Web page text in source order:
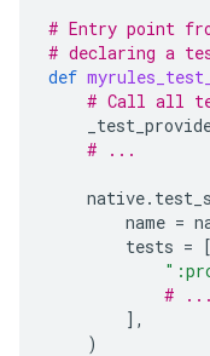
# Entry point
# declaring a
def
# Call all
# ...
native.
name =
tests = [
# ...
],
)